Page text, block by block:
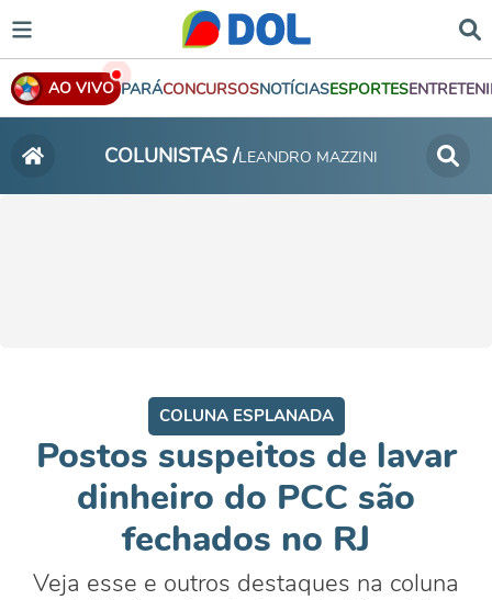
AO VIVO PARÁCONCURSOSNOTÍCIASESPORTES
COLUNISTAS /LEANDRO MAZZINI
COLUNA ESPLANADA
Postos suspeitos de lavar
dinheiro do PCC são
fechados no RJ
Veja esse e outros destaques na coluna